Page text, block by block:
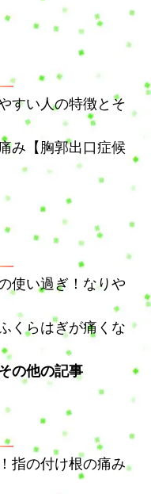
すい人の特徴とそ
み【胸郭出口症候
使い過ぎ！なりや
くらはぎが痛くな
の他の記事
指の付け根の痛み